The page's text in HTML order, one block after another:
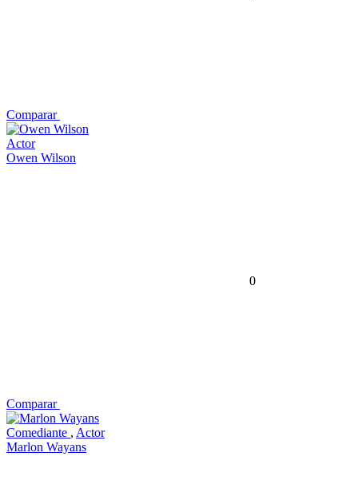
Comparar
Actor
Owen Wilson
0
Comparar
Comediante , Actor
Marlon Wayans